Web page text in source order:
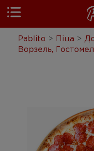
Pablito > Піца >
Ворзель,
Pablito